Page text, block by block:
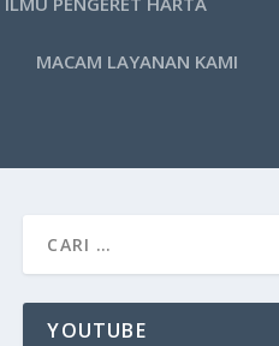
MACAM LAYANAN KAMI
YOUTUBE